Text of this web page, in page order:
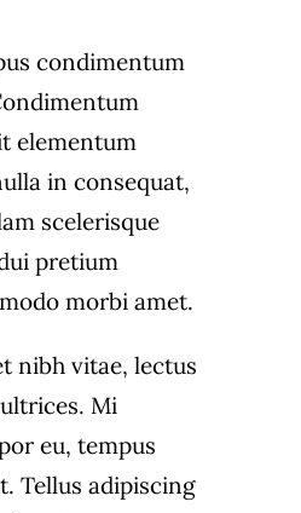
condimentum
elementum
in consequat,
scelerisque
pretium
morbi amet.
nibh vitae, lectus
Mi
eu, tempus
Tellus adipiscing